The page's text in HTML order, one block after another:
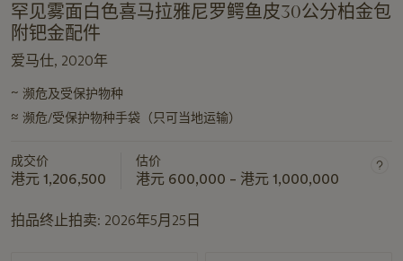
罕见雾面白色喜马拉雅尼罗鳄鱼皮30公分柏金包
附钯金配件
爱马仕, 2020年
关
于
拍
品
要
~ 濒危及受保护物种
≈ 濒危/受保护物种手袋（只可当地运输）
成交价
港元 1,206,500
估价
港元 600,000 – 港元 1,000,000
拍品终止拍卖: 2026年5月25日